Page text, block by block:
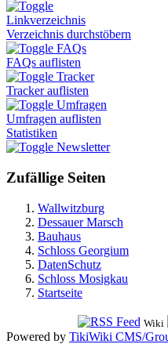
Linkverzeichnis
Verzeichnis durchstöbern
FAQs
FAQs auflisten
Tracker
Tracker auflisten
Umfragen
Umfragen auflisten
Statistiken
Newsletter
Zufällige Seiten
Wallwitzburg
Dessauer Marsch
Bauhaus
Schloss Georgium
DatenSchutz
Schloss Mosigkau
Startseite
Wiki
Powered by TikiWiki CMS/